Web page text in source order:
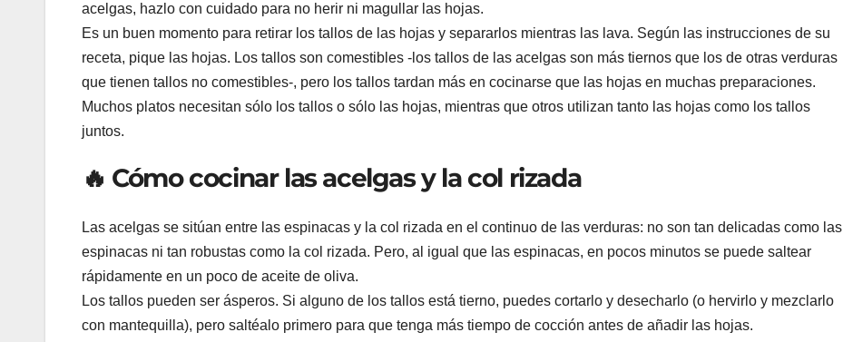
acelgas, hazlo con cuidado para no herir ni magullar las hojas.
Es un buen momento para retirar los tallos de las hojas y separarlos mientras las lava. Según las instrucciones de su
receta, pique las hojas. Los tallos son comestibles -los tallos de las acelgas son más tiernos que los de otras verduras
que tienen tallos no comestibles-, pero los tallos tardan más en cocinarse que las hojas en muchas preparaciones.
Muchos platos necesitan sólo los tallos o sólo las hojas, mientras que otros utilizan tanto las hojas como los tallos
juntos.
🔥 Cómo cocinar las acelgas y la col rizada
Las acelgas se sitúan entre las espinacas y la col rizada en el continuo de las verduras: no son tan delicadas como las
espinacas ni tan robustas como la col rizada. Pero, al igual que las espinacas, en pocos minutos se puede saltear
rápidamente en un poco de aceite de oliva.
Los tallos pueden ser ásperos. Si alguno de los tallos está tierno, puedes cortarlo y desecharlo (o hervirlo y mezclarlo
con mantequilla), pero saltéalo primero para que tenga más tiempo de cocción antes de añadir las hojas.